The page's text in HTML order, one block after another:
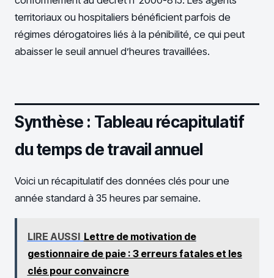
territoriaux ou hospitaliers bénéficient parfois de
régimes dérogatoires liés à la pénibilité, ce qui peut
abaisser le seuil annuel d’heures travaillées.
Synthèse : Tableau récapitulatif
du temps de travail annuel
Voici un récapitulatif des données clés pour une
année standard à 35 heures par semaine.
LIRE AUSSI Lettre de motivation de
gestionnaire de paie : 3 erreurs fatales et les
clés pour convaincre